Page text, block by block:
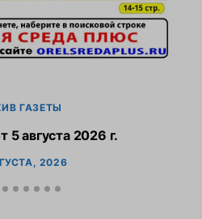
ГАЗЕТЫ
5 августа 2026 г.
2026